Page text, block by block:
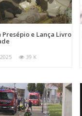
Presépio e Lança Livro
39 K